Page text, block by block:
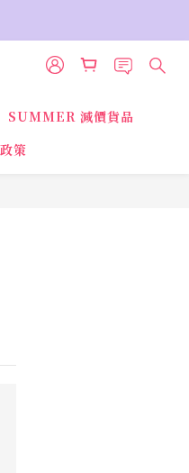
SUMMER 減價貨品
策